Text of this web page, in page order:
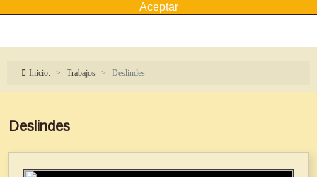
Aceptar
Inicio: Trabajos Deslindes
Deslindes